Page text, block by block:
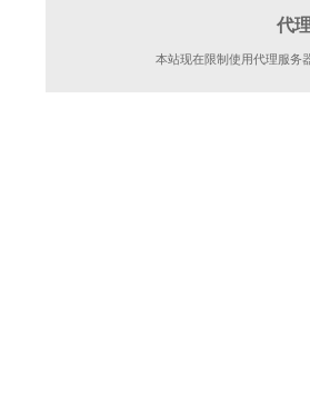
代
本站现在限制使用代理服务